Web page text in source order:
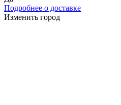
Подробнее о доставке
Изменить город